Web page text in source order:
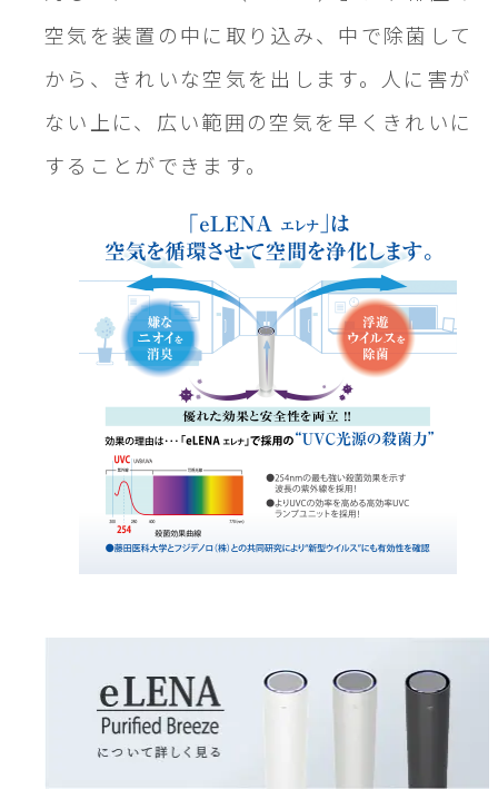
空気を装置の中に取り込み、中で除菌して
から、きれいな空気を出します。人に害が
ない上に、広い範囲の空気を早くきれいに
することができます。